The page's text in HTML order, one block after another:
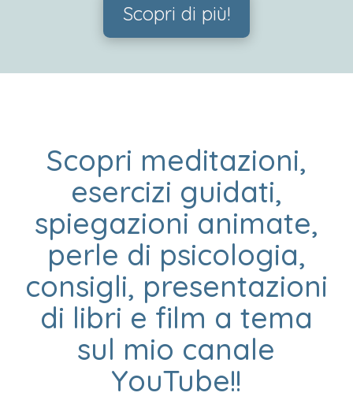
Scopri di più!
Scopri meditazioni,
esercizi guidati,
spiegazioni animate,
perle di psicologia,
consigli, presentazioni
di libri e film a tema
sul mio canale
YouTube!!